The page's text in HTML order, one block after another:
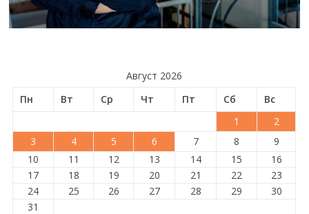
Август 2026
Пн
Вт Ср Чт Пт Сб
Вс
1
2
3
4 5 6 7 8
9
10
11 12 13 14 15
16
17
18 19 20 21 22
23
24
25 26 27 28 29
30
31